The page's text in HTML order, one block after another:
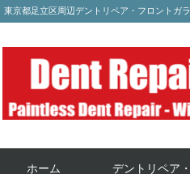
東京都足立区周辺デントリペア・フロントガ
ホーム デントリペア